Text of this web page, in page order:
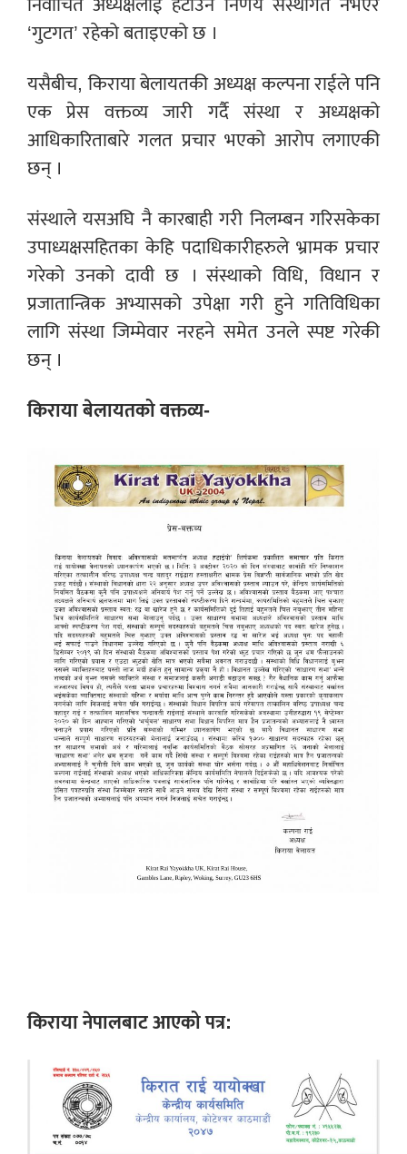
‘गुटगत’ रहेको बताइएको छ ।
यसैबीच, किराया बेलायतकी अध्यक्ष कल्पना राईले पनि
एक प्रेस वक्तव्य जारी गर्दै संस्था र अध्यक्षको
आधिकारिताबारे गलत प्रचार भएको आरोप लगाएकी
छन् ।
संस्थाले यसअघि नै कारबाही गरी निलम्बन गरिसकेका
उपाध्यक्षसहितका केहि पदाधिकारीहरुले भ्रामक प्रचार
गरेको उनको दावी छ । संस्थाको विधि, विधान र
प्रजातान्त्रिक अभ्यासको उपेक्षा गरी हुने गतिविधिका
लागि संस्था जिम्मेवार नरहने समेत उनले स्पष्ट गरेकी
छन् ।
किराया बेलायतको वक्तव्य-
किराया नेपालबाट आएको पत्र: